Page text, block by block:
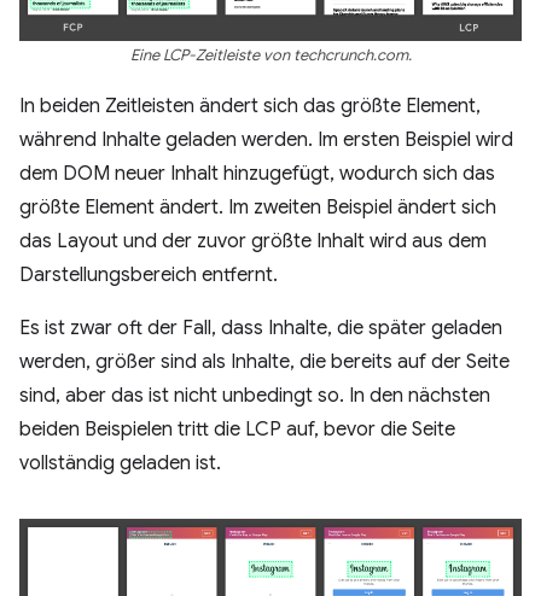
Eine LCP-Zeitleiste von techcrunch.com.
In beiden Zeitleisten ändert sich das größte Element,
während Inhalte geladen werden. Im ersten Beispiel wird
dem DOM neuer Inhalt hinzugefügt, wodurch sich das
größte Element ändert. Im zweiten Beispiel ändert sich
das Layout und der zuvor größte Inhalt wird aus dem
Darstellungsbereich entfernt.
Es ist zwar oft der Fall, dass Inhalte, die später geladen
werden, größer sind als Inhalte, die bereits auf der Seite
sind, aber das ist nicht unbedingt so. In den nächsten
beiden Beispielen tritt die LCP auf, bevor die Seite
vollständig geladen ist.